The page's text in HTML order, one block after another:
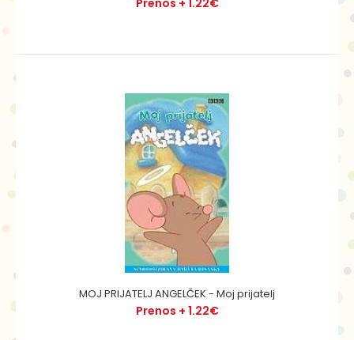
nogavice, po zraku prileti miš. Toda to ni navadna miš. ..
Prenos + 1.22€
MOJ PRIJATELJ ANGELČEK - Moj prijatelj
Prenos + 1.22€